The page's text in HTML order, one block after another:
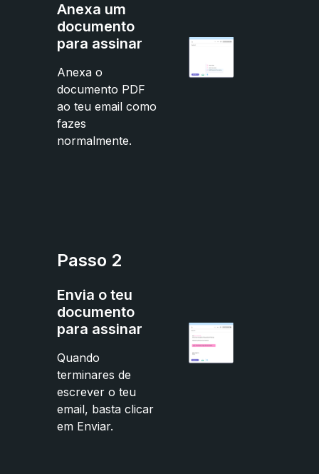
Anexa um
documento
para assinar
Anexa o
documento PDF
ao teu email como
fazes
normalmente.
Passo 2
Envia o teu
documento
para assinar
Quando
terminares de
escrever o teu
email, basta clicar
em Enviar.